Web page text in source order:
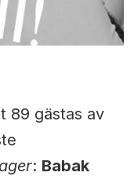
89 gästas av
: Babak